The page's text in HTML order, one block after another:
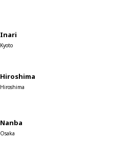
Inari
Kyoto
Hiroshima
Hiroshima
Nanba
Osaka